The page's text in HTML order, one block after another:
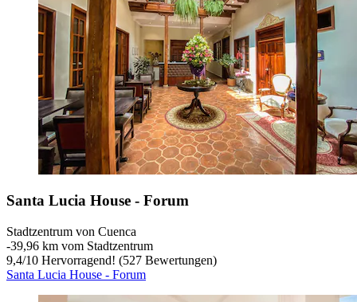
Santa Lucia House - Forum
Stadtzentrum von Cuenca
‐39,96 km vom Stadtzentrum
9,4/10 Hervorragend! (527 Bewertungen)
Santa Lucia House - Forum